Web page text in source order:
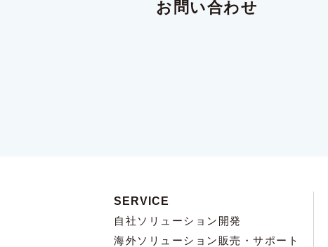
お問い合わせ
SERVICE
自社ソリューション開発
海外ソリューション販売・サポート